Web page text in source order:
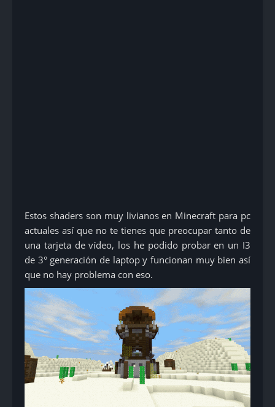
Estos shaders son muy livianos en Minecraft para pc
actuales así que no te tienes que preocupar tanto de
una tarjeta de vídeo, los he podido probar en un I3
de 3° generación de laptop y funcionan muy bien así
que no hay problema con eso.